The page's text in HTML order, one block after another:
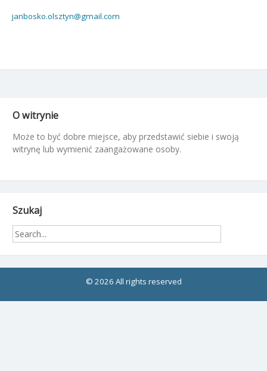
janbosko.olsztyn@gmail.com
O witrynie
Może to być dobre miejsce, aby przedstawić siebie i swoją
witrynę lub wymienić zaangażowane osoby.
Szukaj
© 2026 All rights reserved